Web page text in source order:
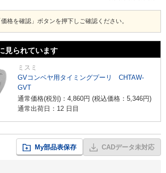
格を確認」ボタンを押下しご確認ください。
見られています
ミスミ
GVコンベヤ用タイミングプーリ CHTAW-
GVT
通常価格(税別)： 4,860円 (税込価格： 5,346円)
通常出荷日：12 日目
My部品表保存 CADデータ未対応